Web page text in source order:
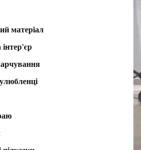
матеріал
інтер'єр